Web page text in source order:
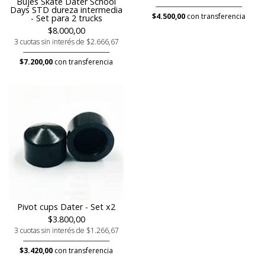
Days STD dureza intermedia
- Set para 2 trucks
$8.000,00
3 cuotas sin interés de $2.666,67
$7.200,00 con transferencia
$4.500,00 con transferencia
Pivot cups Dater - Set x2
$3.800,00
3 cuotas sin interés de $1.266,67
$3.420,00 con transferencia